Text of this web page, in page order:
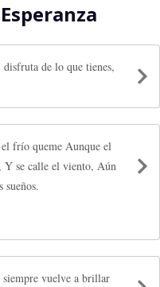
de lo que tienes,
tus sueños.
vuelve a brillar